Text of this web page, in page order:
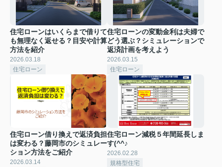
住宅ローンはいくらまで借りて
も無理なく返せる？目安や計算
方法を紹介
2026.03.18
住宅ローン
住宅ローンの変動金利は夫婦で
どう選ぶ？シミュレーションで
返済計画を考えよう
2026.03.15
住宅ローン
住宅ローン借り換えで返済負担
は変わる？藤岡市のシミュレー
ション方法をご紹介
2026.03.14
住宅ローン減税５年間延長しま
す(^^♪
2026.02.28
規格型住宅